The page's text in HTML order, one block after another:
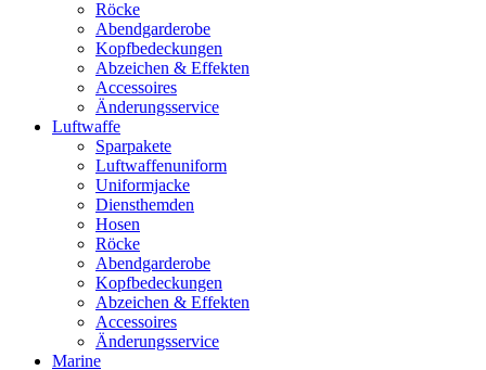
Röcke
Abendgarderobe
Kopfbedeckungen
Abzeichen & Effekten
Accessoires
Änderungsservice
Luftwaffe
Sparpakete
Luftwaffenuniform
Uniformjacke
Diensthemden
Hosen
Röcke
Abendgarderobe
Kopfbedeckungen
Abzeichen & Effekten
Accessoires
Änderungsservice
Marine